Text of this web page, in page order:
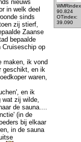
90.824
OTindex:
39.090
nieuws
in welk deel
sinds
zij stierf,
Zaanse
bepaalde
Cruiseschip op
maken, ik vond
geschikt, en ik
waren,
en ik
wat zij wilde,
de sauna....
(in de
bij elkaar
in de sauna